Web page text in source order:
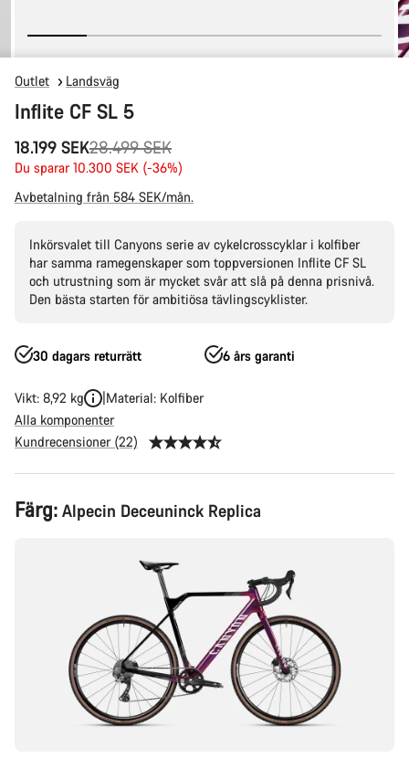
Outlet Landsväg
Inflite CF SL 5
18.199 SEK
Originalpris28.499 SEK
Du sparar 10.300 SEK (-36%)
Avbetalning från 584 SEK/mån.
Inkörsvalet till Canyons serie av cykelcrosscyklar i kolfiber
har samma ramegenskaper som toppversionen Inflite CF SL
och utrustning som är mycket svår att slå på denna prisnivå.
Den bästa starten för ambitiösa tävlingscyklister.
30 dagars returrätt 6 års garanti
Vikt: 8,92 kg
Material: Kolfiber
Alla komponenter
Kundrecensioner (22)
Produktkonfiguration
Färg: Alpecin Deceuninck Replica